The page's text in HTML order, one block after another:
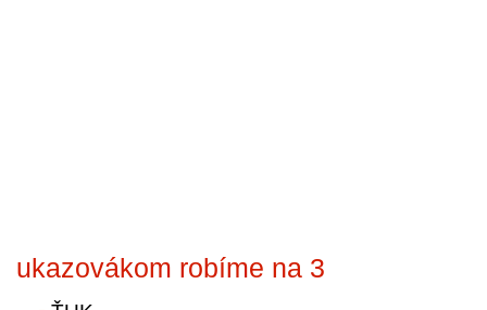
ukazovákom robíme na 3